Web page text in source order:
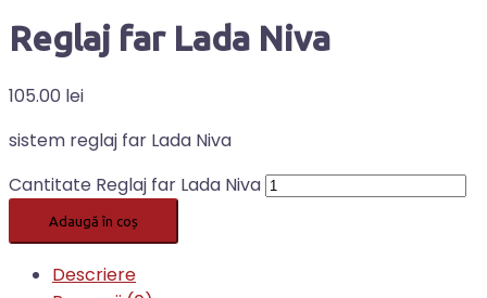
Reglaj far Lada Niva
105.00 lei
sistem reglaj far Lada Niva
Cantitate Reglaj far Lada Niva
Adaugă în coș
Descriere